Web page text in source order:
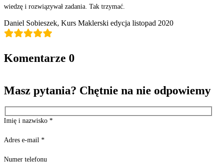
wiedzę i rozwiązywał zadania. Tak trzymać.
Daniel Sobieszek, Kurs Maklerski edycja listopad 2020
Komentarze 0
Masz pytania? Chętnie na nie odpowiemy
Imię i nazwisko *
Adres e-mail *
Numer telefonu